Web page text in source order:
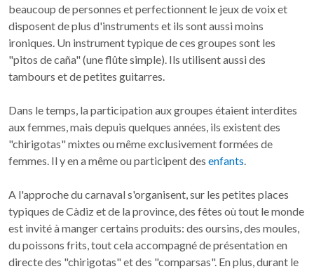
beaucoup de personnes et perfectionnent le jeux de voix et
disposent de plus d'instruments et ils sont aussi moins
ironiques. Un instrument typique de ces groupes sont les
"pitos de caña" (une flûte simple). Ils utilisent aussi des
tambours et de petites guitarres.
Dans le temps, la participation aux groupes étaient interdites
aux femmes, mais depuis quelques années, ils existent des
"chirigotas" mixtes ou même exclusivement formées de
femmes. Il y en a même ou participent des enfants.
A l'approche du carnaval s'organisent, sur les petites places
typiques de Càdiz et de la province, des fêtes où tout le monde
est invité à manger certains produits: des oursins, des moules,
du poissons frits, tout cela accompagné de présentation en
directe des "chirigotas" et des "comparsas". En plus, durant le